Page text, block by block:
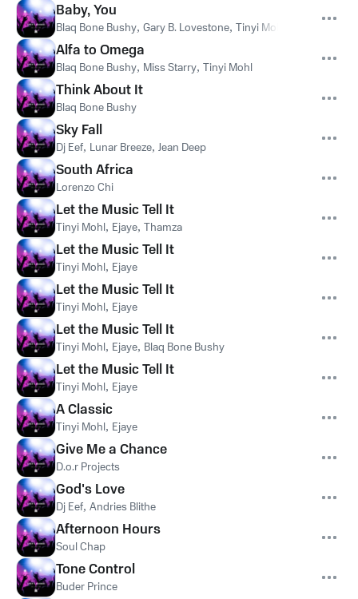
Baby, You
Blaq Bone Bushy, Gary B. Lovestone, Tinyi Mohl
Alfa to Omega
Blaq Bone Bushy, Miss Starry, Tinyi Mohl
Think About It
Blaq Bone Bushy
Sky Fall
Dj Eef, Lunar Breeze, Jean Deep
South Africa
Lorenzo Chi
Let the Music Tell It
Tinyi Mohl, Ejaye, Thamza
Let the Music Tell It
Tinyi Mohl, Ejaye
Let the Music Tell It
Tinyi Mohl, Ejaye
Let the Music Tell It
Tinyi Mohl, Ejaye, Blaq Bone Bushy
Let the Music Tell It
Tinyi Mohl, Ejaye
A Classic
Tinyi Mohl, Ejaye
Give Me a Chance
D.o.r Projects
God's Love
Dj Eef, Andries Blithe
Afternoon Hours
Soul Chap
Tone Control
Buder Prince